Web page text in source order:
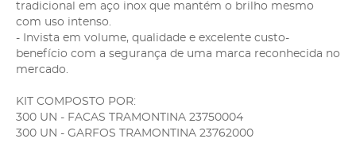
tradicional em aço inox que mantém o brilho mesmo
com uso intenso.
- Invista em volume, qualidade e excelente custo-
benefício com a segurança de uma marca reconhecida no
mercado.
KIT COMPOSTO POR:
300 UN - FACAS TRAMONTINA 23750004
300 UN - GARFOS TRAMONTINA 23762000